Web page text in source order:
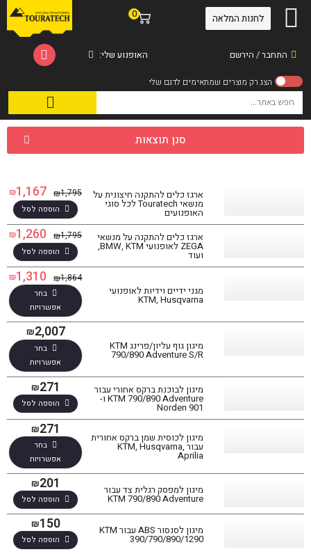
התחבר / הירשם
0
האופנוע שלי:
לחנות המלאה
סנן תוצאות
ארגז כלים להתקנה חיצונית על
מנשאי Touratech לכל סוגי
האופנועים
₪1,795
₪1,167
הוספה לסל
ארגז כלים להתקנה על מנשאי
ZEGA לאופנועי BMW, KTM,
ועוד
₪1,795
₪1,260
הוספה לסל
מגני ידיים וידיות לאופנועי
KTM, Husqvarna
₪1,864
₪1,310
בחר
אפשרויות
מיגון גוף עליון/פרינג KTM
790/890 Adventure S/R
₪2,007
בחר
אפשרויות
מיגון לבוכנת ברקס אחורי עבור
KTM 790/890 Adventure ו-
Norden 901
₪271
הוספה לסל
מיגון לכוסית שמן ברקס אחורית
עבור KTM, Husqvarna,
Aprilia
₪271
בחר
אפשרויות
מיגון למפסק רגלית צד עבור
KTM 790/890 Adventure
₪201
הוספה לסל
מיגון לסנסור ABS עבור KTM
390/790/890/1290
₪150
הוספה לסל